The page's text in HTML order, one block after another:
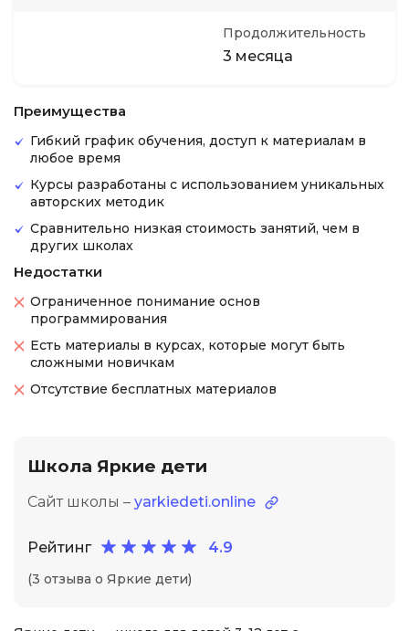
Продолжительность
3 месяца
Преимущества
Гибкий график обучения, доступ к материалам в
любое время
Курсы разработаны с использованием уникальных
авторских методик​
Сравнительно низкая стоимость занятий, чем в
других школах
Недостатки
Ограниченное понимание основ
программирования
Есть материалы в курсах, которые могут быть
сложными новичкам
Отсутствие бесплатных материалов
Школа Яркие дети
Сайт школы – yarkiedeti.online
Рейтинг 4.9
(3 отзыва о Яркие дети)